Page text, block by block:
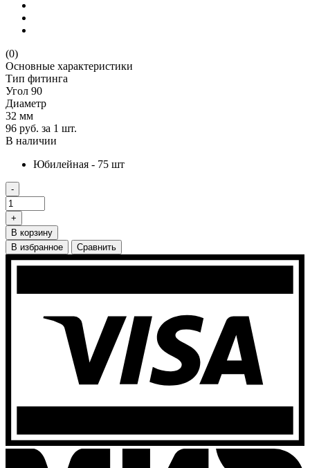
(0)
Основные характеристики
Тип фитинга
Угол 90
Диаметр
32 мм
96 руб. за 1 шт.
В наличии
Юбилейная - 75 шт
-
+
В корзину
В избранное
Сравнить